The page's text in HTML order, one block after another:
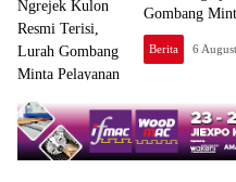
Gombang
Berita 6